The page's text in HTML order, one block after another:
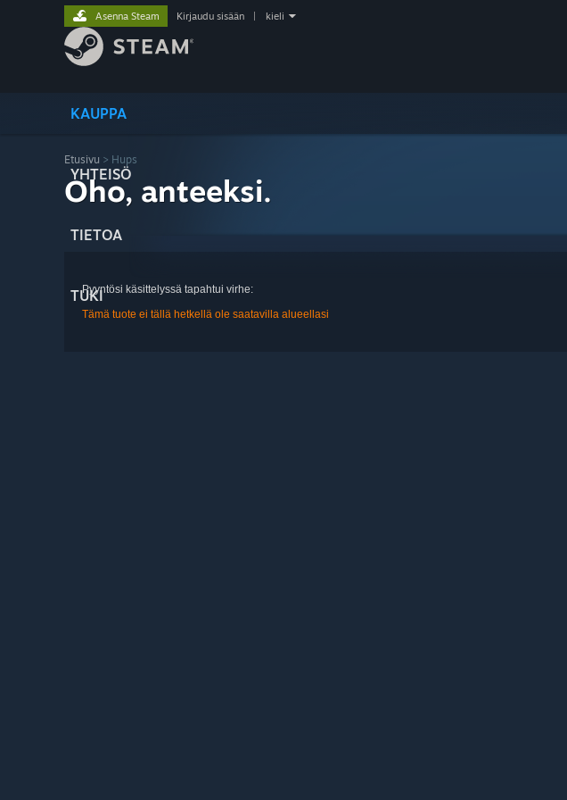
KAUPPA
YHTEISÖ
TIETOA
TUKI
Asenna Steam Kirjaudu sisään kieli
Etusivu > Hups
Oho, anteeksi.
Pyyntösi käsittelyssä tapahtui virhe:
Tämä tuote ei tällä hetkellä ole saatavilla alueellasi